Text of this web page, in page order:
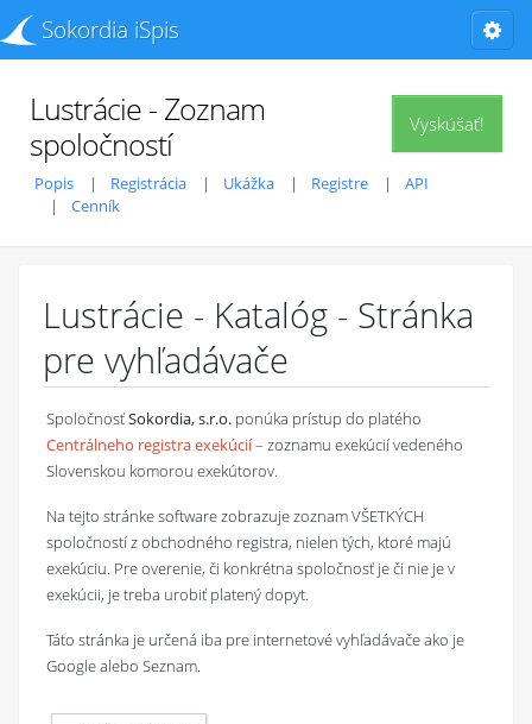
Sokordia iSpis
Vyskúšať!
Lustrácie - Zoznam
spoločností
Popis Registrácia Ukážka Registre
API
Cenník
Lustrácie - Katalóg - Stránka
pre vyhľadávače
SpoločnosťSokordia, s.r.o. ponúka prístup do platého
Centrálneho registra exekúcií– zoznamu exekúcií vedeného
Slovenskou komorou exekútorov.
Na tejto stránke software zobrazuje zoznam VŠETKÝCH
spoločností z obchodného registra, nielen tých, ktoré majú
exekúciu. Pre overenie, či konkrétna spoločnosť je či nie je v
exekúcii, je treba urobiť platený dopyt.
Táto stránka je určená iba pre internetové vyhľadávače ako je
Google alebo Seznam.